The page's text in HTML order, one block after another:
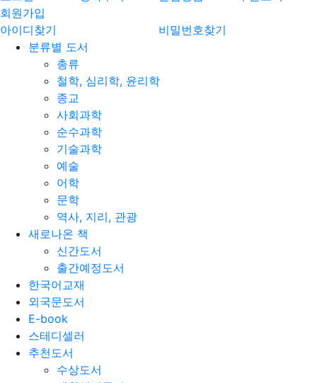
회원가입
아이디찾기
비밀번호찾기
분류별 도서
총류
철학, 심리학, 윤리학
종교
사회과학
순수과학
기술과학
예술
어학
문학
역사, 지리, 관광
새로나온 책
신간도서
출간예정도서
한국어교재
외국문도서
E-book
스테디셀러
추천도서
수상도서